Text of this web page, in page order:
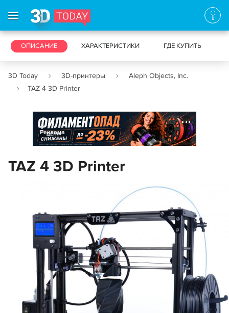
3D-ПРИНТЕРЫ 3D-СКАНЕРЫ
ОПИСАНИЕ ХАРАКТЕРИСТИКИ ГДЕ КУПИТЬ
3D Today 3D-принтеры
Aleph Objects, Inc.
TAZ 4 3D Printer
Реклама
TAZ 4 3D Printer